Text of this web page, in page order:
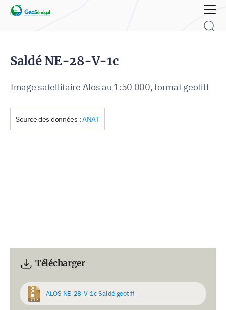
Rechercher :
Saldé NE-28-V-1c
Image satellitaire Alos au 1:50 000, format geotiff
Source des données :ANAT
Télécharger
ALOS NE-28-V-1c Saldé geotiff